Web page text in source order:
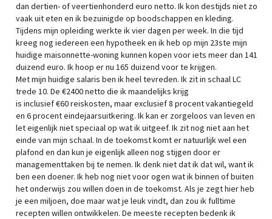
dan dertien- of veertienhonderd euro netto. Ik kon destijds niet zo
vaak uit eten en ik bezuinigde op boodschappen en kleding.
Tijdens mijn opleiding werkte ik vier dagen per week. In die tijd
kreeg nog iedereen een hypotheek en ik heb op mijn 23ste mijn
huidige maisonnette-woning kunnen kopen voor iets meer dan 141
duizend euro. Ik hoop er nu 165 duizend voor te krijgen.
Met mijn huidige salaris ben ik heel tevreden. Ik zit in schaal LC
trede 10. De €2400 netto die ik maandelijks krijg
is inclusief €60 reiskosten, maar exclusief 8 procent vakantiegeld
en 6 procent eindejaarsuitkering. Ik kan er zorgeloos van leven en
let eigenlijk niet speciaal op wat ik uitgeef. Ik zit nog niet aan het
einde van mijn schaal. In de toekomst komt er natuurlijk wel een
plafond en dan kun je eigenlijk alleen nog stijgen door er
managementtaken bij te nemen. Ik denk niet dat ik dat wil, want ik
ben een doener. Ik heb nog niet voor ogen wat ik binnen of buiten
het onderwijs zou willen doen in de toekomst. Als je zegt hier heb
je een miljoen, doe maar wat je leuk vindt, dan zou ik fulltime
recepten willen ontwikkelen. De meeste recepten bedenk ik